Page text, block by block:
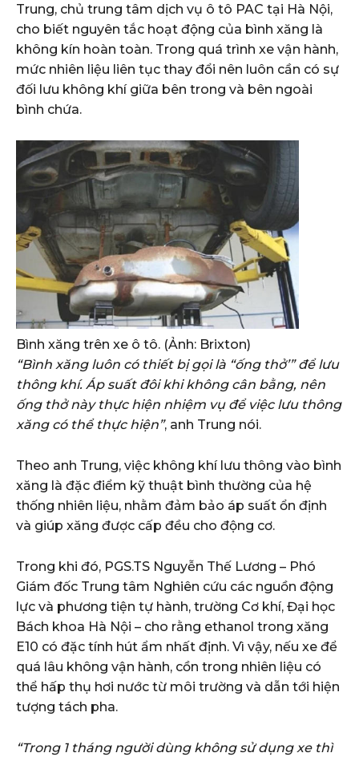
Trung, chủ trung tâm dịch vụ ô tô PAC tại Hà Nội,
cho biết nguyên tắc hoạt động của bình xăng là
không kín hoàn toàn. Trong quá trình xe vận hành,
mức nhiên liệu liên tục thay đổi nên luôn cần có sự
đối lưu không khí giữa bên trong và bên ngoài
bình chứa.
Bình xăng trên xe ô tô. (Ảnh: Brixton)
“Bình xăng luôn có thiết bị gọi là “ống thở’” để lưu
thông khí. Áp suất đôi khi không cân bằng, nên
ống thở này thực hiện nhiệm vụ để việc lưu thông
xăng có thể thực hiện”, anh Trung nói.
Theo anh Trung, việc không khí lưu thông vào bình
xăng là đặc điểm kỹ thuật bình thường của hệ
thống nhiên liệu, nhằm đảm bảo áp suất ổn định
và giúp xăng được cấp đều cho động cơ.
Trong khi đó, PGS.TS Nguyễn Thế Lương – Phó
Giám đốc Trung tâm Nghiên cứu các nguồn động
lực và phương tiện tự hành, trường Cơ khí, Đại học
Bách khoa Hà Nội – cho rằng ethanol trong xăng
E10 có đặc tính hút ẩm nhất định. Vì vậy, nếu xe để
quá lâu không vận hành, cồn trong nhiên liệu có
thể hấp thụ hơi nước từ môi trường và dẫn tới hiện
tượng tách pha.
“Trong 1 tháng người dùng không sử dụng xe thì